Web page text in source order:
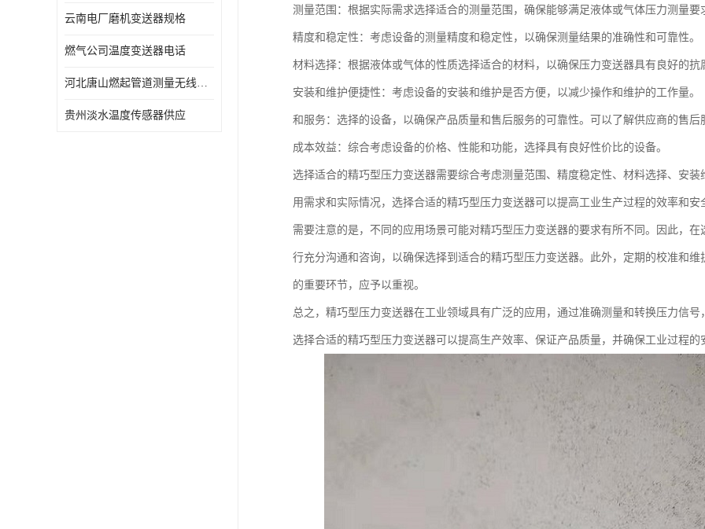
云南电厂磨机变送器规格
燃气公司温度变送器电话
河北唐山燃起管道测量无线压力变送器型号 性能稳定
贵州淡水温度传感器供应
测量范围：根据实际需求选择适合的测量范围，确保能够满足液体或气体压力测量要
精度和稳定性：考虑设备的测量精度和稳定性，以确保测量结果的准确性和可靠性。
材料选择：根据液体或气体的性质选择适合的材料，以确保压力变送器具有良好的抗
安装和维护便捷性：考虑设备的安装和维护是否方便，以减少操作和维护的工作量。
和服务：选择的设备，以确保产品质量和售后服务的可靠性。可以了解供应商的售
成本效益：综合考虑设备的价格、性能和功能，选择具有良好性价比的设备。
选择适合的精巧型压力变送器需要综合考虑测量范围、精度稳定性、材料选择、安
用需求和实际情况，选择合适的精巧型压力变送器可以提高工业生产过程的效率和安
需要注意的是，不同的应用场景可能对精巧型压力变送器的要求有所不同。因此，
行充分沟通和咨询，以确保选择到适合的精巧型压力变送器。此外，定期的校准和
的重要环节，应予以重视。
总之，精巧型压力变送器在工业领域具有广泛的应用，通过准确测量和转换压力信
选择合适的精巧型压力变送器可以提高生产效率、保证产品质量，并确保工业过程的